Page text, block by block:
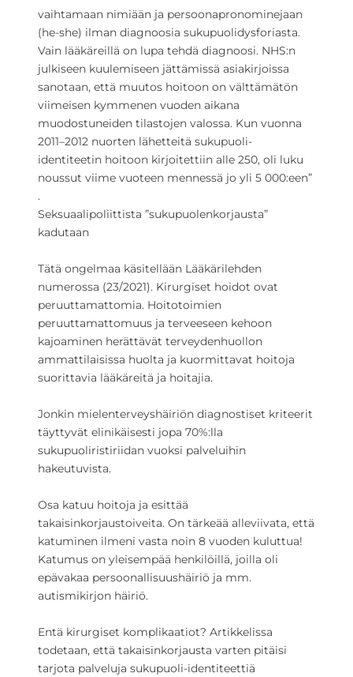
vaihtamaan nimiään ja persoonapronominejaan
(he-she) ilman diagnoosia sukupuolidysforiasta.
Vain lääkäreillä on lupa tehdä diagnoosi. NHS:n
julkiseen kuulemiseen jättämissä asiakirjoissa
sanotaan, että muutos hoitoon on välttämätön
viimeisen kymmenen vuoden aikana
muodostuneiden tilastojen valossa. Kun vuonna
2011–2012 nuorten lähetteitä sukupuoli-
identiteetin hoitoon kirjoitettiin alle 250, oli luku
noussut viime vuoteen mennessä jo yli 5 000:een”
.
Seksuaalipoliittista ”sukupuolenkorjausta”
kadutaan
Tätä ongelmaa käsitellään Lääkärilehden
numerossa (23/2021). Kirurgiset hoidot ovat
peruuttamattomia. Hoitotoimien
peruuttamattomuus ja terveeseen kehoon
kajoaminen herättävät terveydenhuollon
ammattilaisissa huolta ja kuormittavat hoitoja
suorittavia lääkäreitä ja hoitajia.
Jonkin mielenterveyshäiriön diagnostiset kriteerit
täyttyvät elinikäisesti jopa 70%:lla
sukupuoliristiriidan vuoksi palveluihin
hakeutuvista.
Osa katuu hoitoja ja esittää
takaisinkorjaustoiveita. On tärkeää alleviivata, että
katuminen ilmeni vasta noin 8 vuoden kuluttua!
Katumus on yleisempää henkilöillä, joilla oli
epävakaa persoonallisuushäiriö ja mm.
autismikirjon häiriö.
Entä kirurgiset komplikaatiot? Artikkelissa
todetaan, että takaisinkorjausta varten pitäisi
tarjota palveluja sukupuoli-identiteettiä